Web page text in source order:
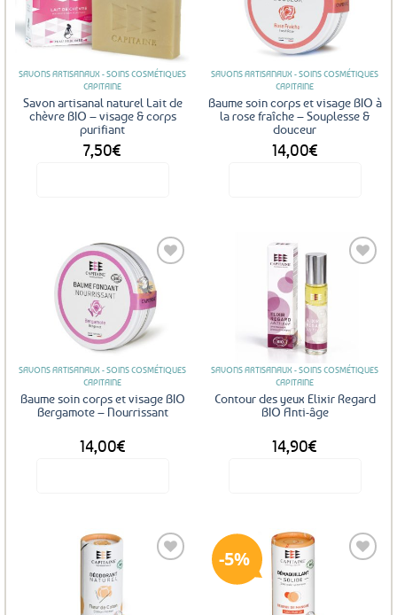
Ajouter
favoris
SAVONS ARTISANAUX - SOINS COSMÉTIQUES
CAPITAINE
Savon artisanal naturel Lait de
chèvre BIO – visage & corps
purifiant
7,50€
Ajouter
SAVONS ARTISANAUX - SOINS COSMÉTIQUES
CAPITAINE
Baume soin corps et visage BIO à
la rose fraîche – Souplesse &
douceur
14,00€
Ajouter
favoris
SAVONS ARTISANAUX - SOINS COSMÉTIQUES
CAPITAINE
Baume soin corps et visage BIO
Bergamote – Nourrissant
14,00€
SAVONS ARTISANAUX - SOINS COSMÉTIQUES
CAPITAINE
Contour des yeux Elixir Regard
BIO Anti-âge
14,90€
5%